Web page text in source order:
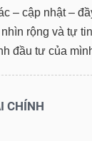
– cập nhật –
rộng và tự
đầu tư của
CHÍNH